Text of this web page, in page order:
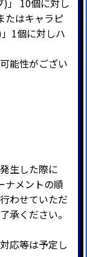
たはキャラピ
1個に対しハ
能性がござい
生した際に
ナメントの順
わせていただ
承ください。
応等は予定し